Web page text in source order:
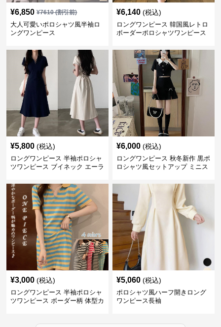
¥6,850 ¥7610(割引前)
大人可愛いポロシャツ風半袖ロ
ングワンピース
¥6,140 (税込)
ロングワンピース 韓国風レトロ
ボーダーポロシャツワンピース
¥5,800 (税込)
ロングワンピース 半袖ポロシャ
ツワンピース ブイネック エーラ
¥6,000 (税込)
ロングワンピース 秋冬新作 黒ポ
ロシャツ風セットアップ ミニス
¥3,000 (税込)
ロングワンピース 半袖ポロシャ
ツワンピース ボーダー柄 体型カ
¥5,060 (税込)
ポロシャツ風ハーフ開きロング
ワンピース長袖